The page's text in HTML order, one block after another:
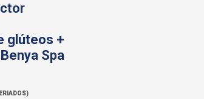
glúteos +
Spa